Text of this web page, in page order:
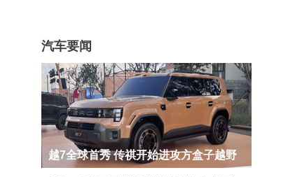
汽车要闻
越7全球首秀 传祺开始进攻方盒子越野